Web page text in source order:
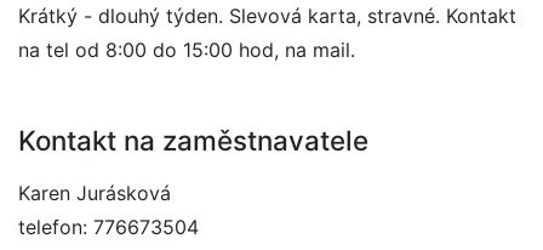
Krátký - dlouhý týden. Slevová karta, stravné. Kontakt
na tel od 8:00 do 15:00 hod, na mail.
Kontakt na zaměstnavatele
Karen Jurásková
telefon: 776673504